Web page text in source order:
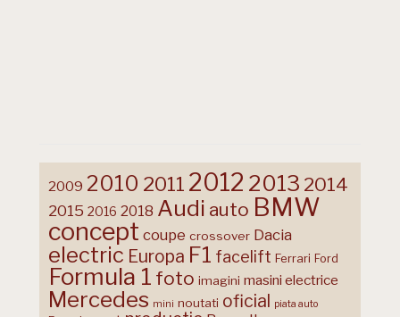
2009 2010 2011 2012 2013 2014
2015 2016 2018 Audi auto BMW
concept coupe crossover Dacia
electric Europa F1 facelift Ferrari Ford
Formula 1 foto imagini masini electrice
Mercedes mini noutati oficial piata auto